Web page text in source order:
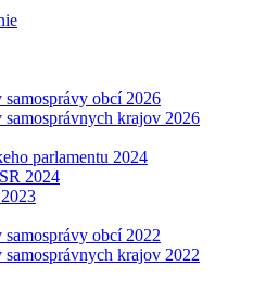
obcí 2026
krajov 2026
parlamentu 2024
2024
obcí 2022
krajov 2022